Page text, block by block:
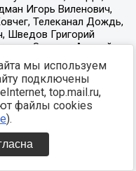
мы используем
подключены
top.mail.ru,
файлы cookies
).